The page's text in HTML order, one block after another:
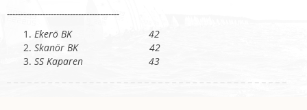
-----------------------------------------
Ekerö BK 42
Skanör BK 42
SS Kaparen 43